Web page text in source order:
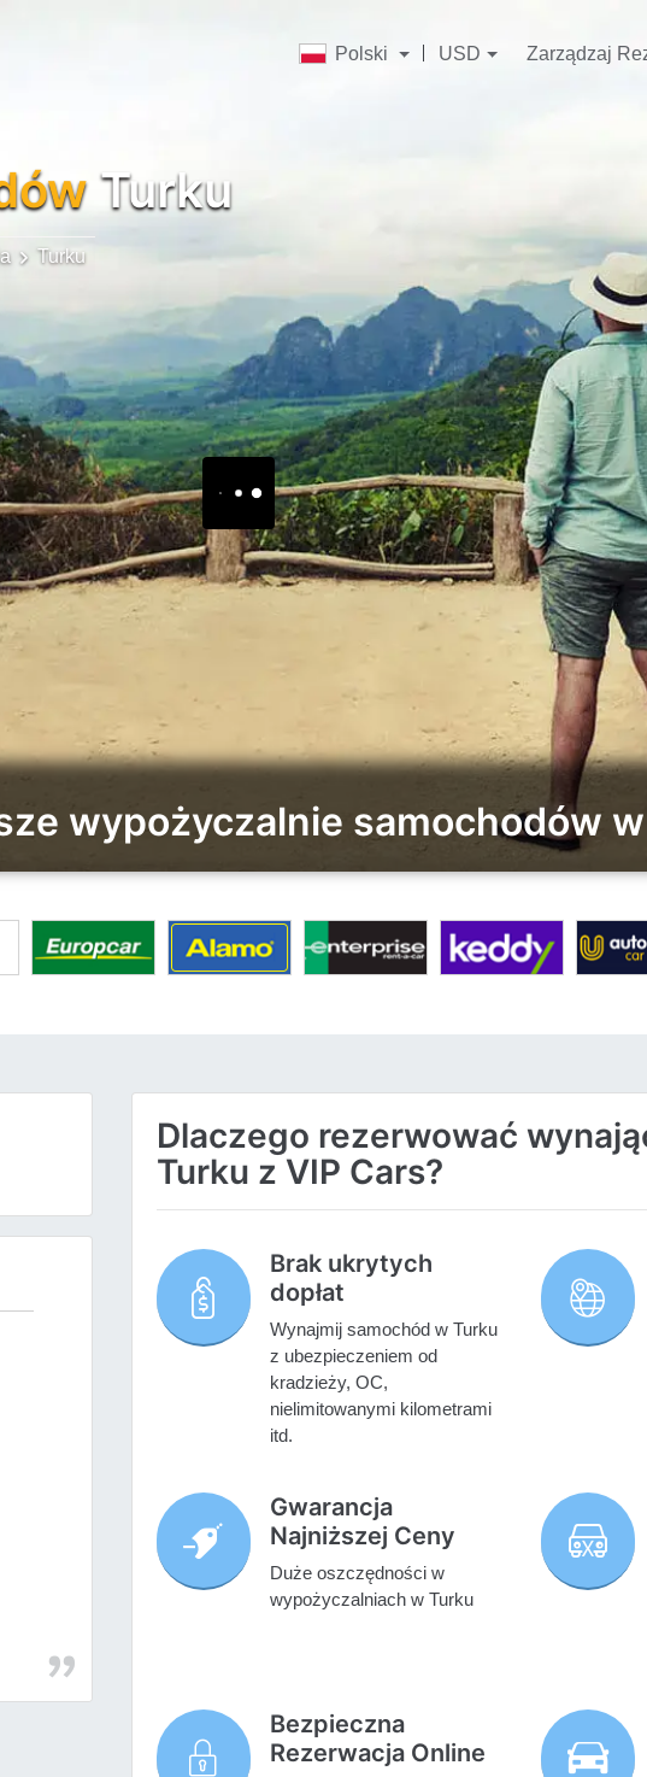
Polski USD Zarządzaj
Turku
Turku
wypożyczalnie samochodów
Dlaczego rezerwować
Turku z VIP Cars?
Brak ukrytych
dopłat
Wynajmij samochód w Turku
z ubezpieczeniem od
kradzieży, OC,
nielimitowanymi kilometrami
itd.
Gwarancja
Najniższej Ceny
Duże oszczędności w
wypożyczalniach w Turku
Bezpieczna
Rezerwacja Online